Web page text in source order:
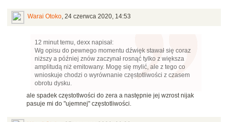
Warai Otoko, 24 czerwca 2020, 14:53
12 minut temu, dexx napisał:
Wg opisu do pewnego momentu dźwięk stawał się coraz
niższy a później znów zaczynał rosnąć tylko z większa
amplitudą niż emitowany. Mogę się mylić, ale z tego co
wnioskuje chodzi o wyrównanie częstotliwości z czasem
obrotu dysku.
ale spadek częstotlwości do zera a następnie jej wzrost nijak
pasuje mi do "ujemnej" częstotliwości.